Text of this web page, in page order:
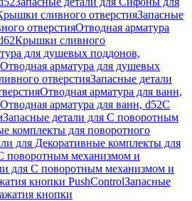
сливного отверстияЗапасные
отверстияОтводная арматура
Крышки сливного
для душевых поддонов,
арматура для душевых
отверстияЗапасные детали
Отводная арматура для ванн,
арматура для ванн, d52С
Запасные детали для С поворотным
комплекты для поворотного
для Декоративные комплекты для
поворотным механизмом и
для С поворотным механизмом и
кнопки PushControlЗапасные
кнопки